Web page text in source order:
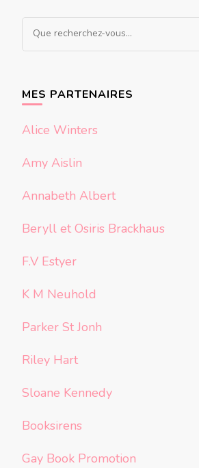
articles
Vous
recherchiez
MES PARTENAIRES
Alice Winters
Amy Aislin
Annabeth Albert
Beryll et Osiris Brackhaus
F.V Estyer
K M Neuhold
Parker St Jonh
Riley Hart
Sloane Kennedy
Booksirens
Gay Book Promotion